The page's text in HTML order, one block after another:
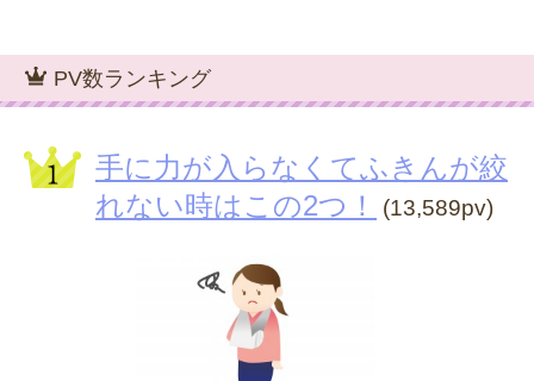
PV数ランキング
手に力が入らなくてふきんが絞
れない時はこの2つ！
(13,589pv)